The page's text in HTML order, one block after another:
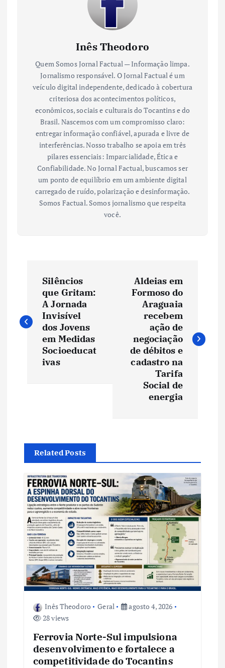
Inês Theodoro
Quem Somos Jornal Factual — Informação limpa.
Jornalismo responsável. O Jornal Factual é um
veículo digital independente, dedicado à cobertura
criteriosa dos acontecimentos políticos,
econômicos, sociais e culturais do Tocantins e do
Brasil. Nascemos com um compromisso claro:
entregar informação confiável, apurada e livre de
interferências. Nosso trabalho se apoia em três
pilares essenciais: Imparcialidade, Ética e
Confiabilidade. No Jornal Factual, buscamos ser
um ponto de equilíbrio em um ambiente digital
carregado de ruído, polarização e desinformação.
Somos Factual. Somos jornalismo que respeita
você.
v
ã
o
d
e
P
o
s
Silêncios
que Gritam:
A Jornada
Invisível
dos Jovens
em Medidas
Socioeducat
ivas
Aldeias em
Formoso do
Araguaia
recebem
ação de
negociação
de débitos e
cadastro na
Tarifa
Social de
energia
Related Posts
Inês Theodoro Geral
agosto 4, 2026
28 views
Ferrovia Norte-Sul impulsiona
desenvolvimento e fortalece a
competitividade do Tocantins